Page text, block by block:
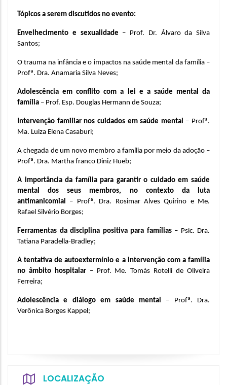
Tópicos a serem discutidos no evento:
Envelhecimento e sexualidade – Prof. Dr. Álvaro da Silva
Santos;
O trauma na infância e o impactos na saúde mental da família –
Profª. Dra. Anamaria Silva Neves;
Adolescência em conflito com a lei e a saúde mental da
família – Prof. Esp. Douglas Hermann de Souza;
Intervenção familiar nos cuidados em saúde mental – Profª.
Ma. Luiza Elena Casaburi;
A chegada de um novo membro a família por meio da adoção –
Profª. Dra. Martha franco Diniz Hueb;
A importância da família para garantir o cuidado em saúde
mental dos seus membros, no contexto da luta
antimanicomial – Profª. Dra. Rosimar Alves Quirino e Me.
Rafael Silvério Borges;
Ferramentas da disciplina positiva para famílias – Psic. Dra.
Tatiana Paradella-Bradley;
A tentativa de autoextermínio e a intervenção com a família
no âmbito hospitalar – Prof. Me. Tomás Rotelli de Oliveira
Ferreira;
Adolescência e diálogo em saúde mental – Profª. Dra.
Verônica Borges Kappel;
LOCALIZAÇÃO